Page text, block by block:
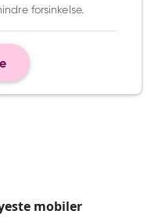
forsinkelse.
mobiler